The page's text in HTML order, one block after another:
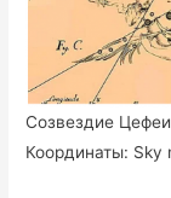
Созвездие Цефеи
Координаты: Sky